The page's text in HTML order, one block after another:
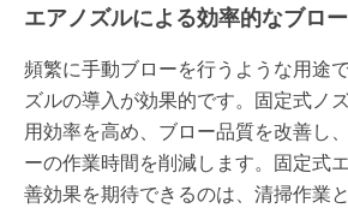
エアノズルによる効率的なブロー
頻繁に手動ブローを行うような用途
ズルの導入が効果的です。固定式ノ
用効率を高め、ブロー品質を改善し
ーの作業時間を削減します。固定式
善効果を期待できるのは、清掃作業